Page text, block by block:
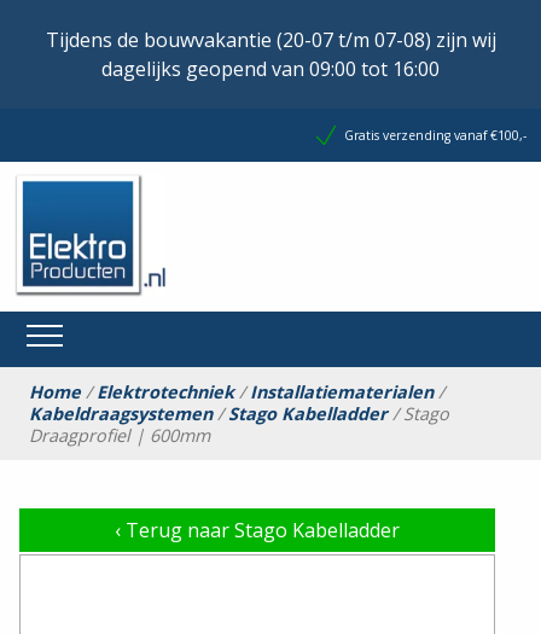
Tijdens de bouwvakantie (20-07 t/m 07-08) zijn wij
dagelijks geopend van 09:00 tot 16:00
Gratis verzending vanaf €100,-
Home/Elektrotechniek/Installatiematerialen/
Kabeldraagsystemen/Stago Kabelladder/ Stago
Draagprofiel | 600mm
‹ Terug naar Stago Kabelladder